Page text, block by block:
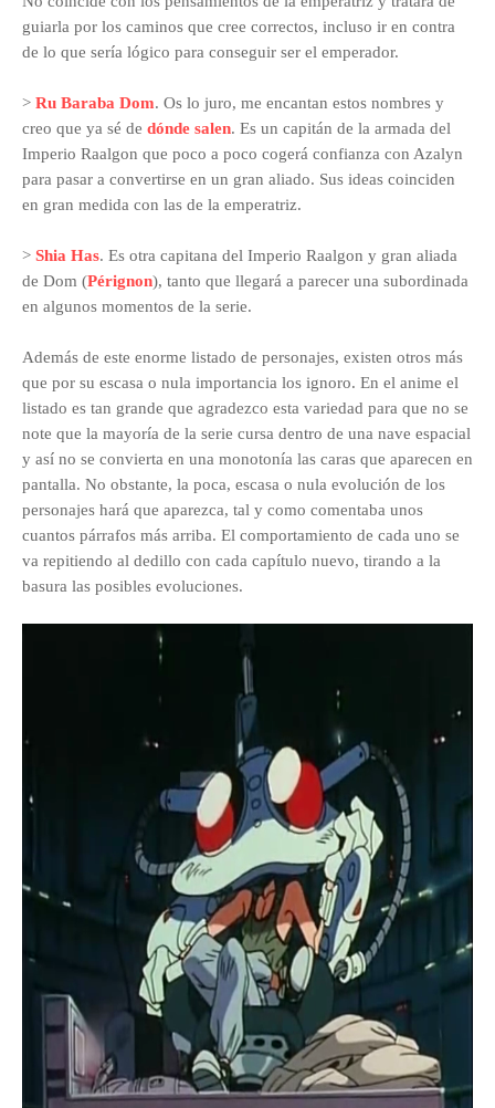
guiarla por los caminos que cree correctos, incluso ir en contra
de lo que sería lógico para conseguir ser el emperador.
> Ru Baraba Dom. Os lo juro, me encantan estos nombres y
creo que ya sé de dónde salen. Es un capitán de la armada del
Imperio Raalgon que poco a poco cogerá confianza con Azalyn
para pasar a convertirse en un gran aliado. Sus ideas coinciden
en gran medida con las de la emperatriz.
> Shia Has. Es otra capitana del Imperio Raalgon y gran aliada
de Dom (Pérignon), tanto que llegará a parecer una subordinada
en algunos momentos de la serie.
Además de este enorme listado de personajes, existen otros más
que por su escasa o nula importancia los ignoro. En el anime el
listado es tan grande que agradezco esta variedad para que no se
note que la mayoría de la serie cursa dentro de una nave espacial
y así no se convierta en una monotonía las caras que aparecen en
pantalla. No obstante, la poca, escasa o nula evolución de los
personajes hará que aparezca, tal y como comentaba unos
cuantos párrafos más arriba. El comportamiento de cada uno se
va repitiendo al dedillo con cada capítulo nuevo, tirando a la
basura las posibles evoluciones.